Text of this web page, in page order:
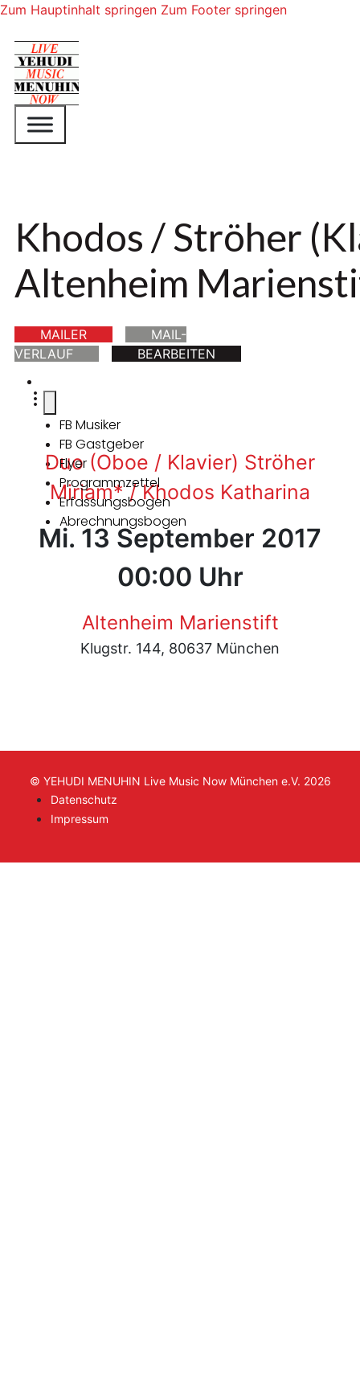
Zum Hauptinhalt springen Zum Footer springen
Khodos / Ströher
Altenheim
MAILER
MAIL-
VERLAUF
BEARBEITEN
FB Musiker
FB Gastgeber
Flyer
Programmzettel
Erfassungsbogen
Abrechnungsbogen
Duo (Oboe / Klavier) Ströher
Miriam* / Khodos Katharina
Mi. 13 September 2017
00:00 Uhr
Altenheim Marienstift
Klugstr. 144, 80637 München
© YEHUDI MENUHIN Live Music Now München e.V. 2026
Datenschutz
Impressum